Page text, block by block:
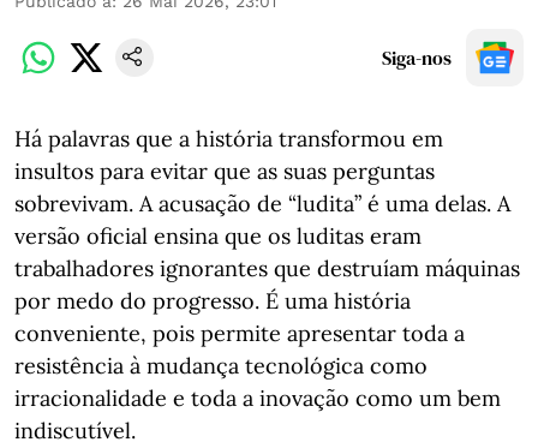
Siga-nos
Há palavras que a história transformou em
insultos para evitar que as suas perguntas
sobrevivam. A acusação de “ludita” é uma delas. A
versão oficial ensina que os luditas eram
trabalhadores ignorantes que destruíam máquinas
por medo do progresso. É uma história
conveniente, pois permite apresentar toda a
resistência à mudança tecnológica como
irracionalidade e toda a inovação como um bem
indiscutível.